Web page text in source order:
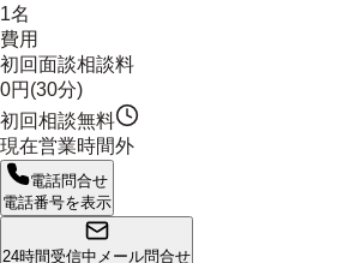
1名
費用
初回面談相談料
0円(30分)
初回相談無料
現在営業時間外
電話問合せ
電話番号を表示
24時間受信中 メール問合せ